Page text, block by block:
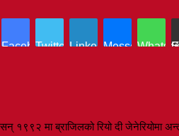
Facebook
Twitter LinkedInMessenger
सन् १९९२ मा ब्राजिलको रियो दी जेनेरियोमा